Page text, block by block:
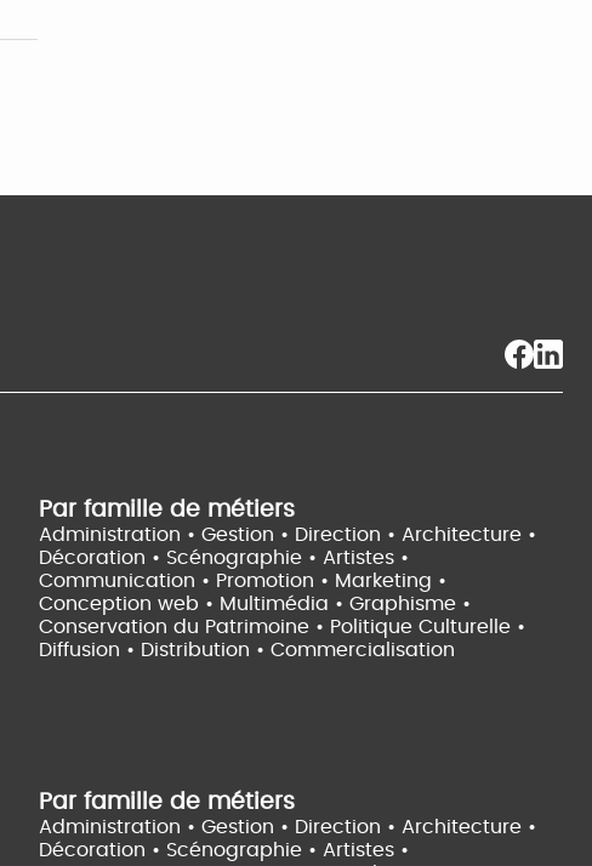
Par famille de métiers
Administration • Gestion • Direction • Architecture •
Décoration • Scénographie • Artistes •
Communication • Promotion • Marketing •
Conception web • Multimédia • Graphisme •
Conservation du Patrimoine • Politique Culturelle •
Diffusion • Distribution • Commercialisation
Par famille de métiers
Administration • Gestion • Direction • Architecture •
Décoration • Scénographie • Artistes •